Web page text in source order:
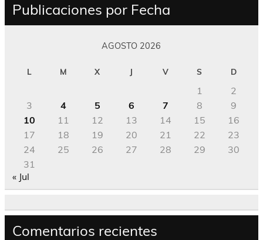
Publicaciones por Fecha
AGOSTO 2026
L M X J V S D
1
2
3
4 5 6 7 8
9
10
11 12 13 14 15
16
17
18 19 20 21 22
23
24
25 26 27 28 29
30
31
« Jul
Comentarios recientes